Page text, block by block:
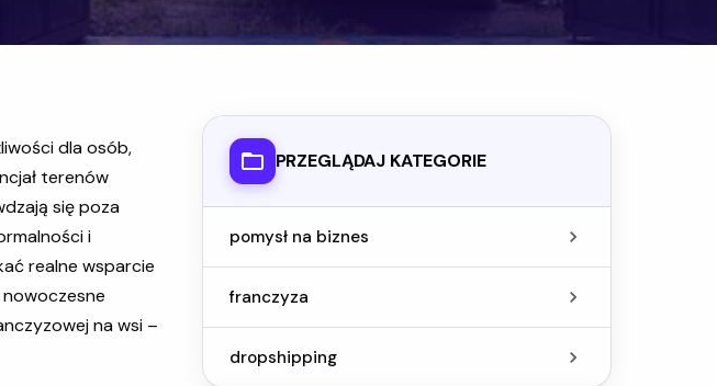
dla osób,
terenów
się poza
i
realne wsparcie
na wsi –
PRZEGLĄDAJ KATEGORIE
pomysł na biznes
franczyza
dropshipping